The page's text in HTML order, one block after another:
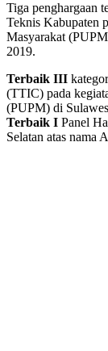
Tiga penghargaan
Teknis Kabupaten
Masyarakat
2019.
Terbaik III
(TTIC) pada
(PUPM) di
Terbaik I Panel
Selatan atas nama